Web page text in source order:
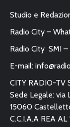
Studio e
Radio City –
Radio City SMI –
E-mail:
CITY RADIO-TV
Sede Legale: via
15060
C.C.I.A.A REA